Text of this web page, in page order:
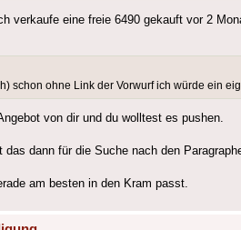
verkaufe eine freie 6490 gekauft vor 2
schon ohne Link der Vorwurf ich würde ein
von dir und du wolltest es pushen.
dann für die Suche nach den
am besten in den Kram passt.